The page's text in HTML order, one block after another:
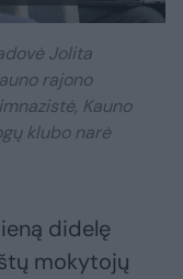
Jolita
rajono
Kauno
klubo narė
didelę
mokytojų